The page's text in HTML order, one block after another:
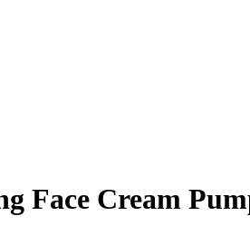
Face Cream